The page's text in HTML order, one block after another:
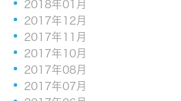
2018年01月
2017年12月
2017年11月
2017年10月
2017年08月
2017年07月